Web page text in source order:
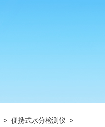
> 便携式水分检测仪 >